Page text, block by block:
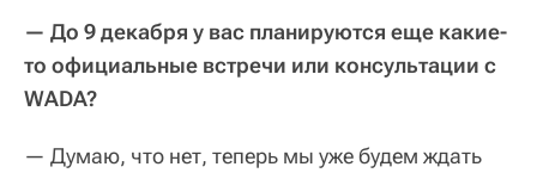
— До 9 декабря у вас планируются еще какие-
то официальные встречи или консультации с
WADA?
— Думаю, что нет, теперь мы уже будем ждать